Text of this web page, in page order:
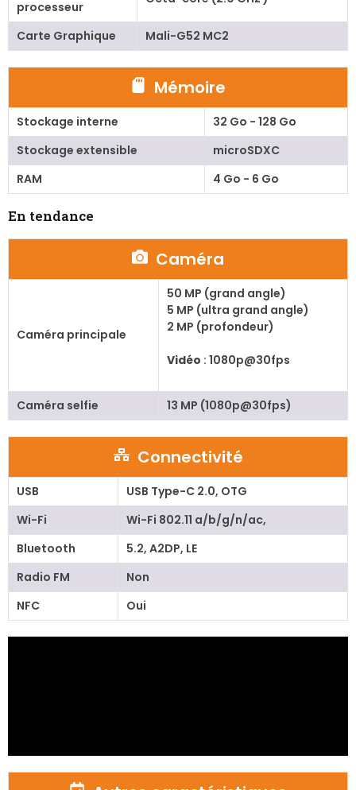
processeur
Carte Graphique Mali-G52 MC2
Mémoire
Stockage interne
32 Go - 128 Go
Stockage extensible
microSDXC
RAM
4 Go - 6 Go
En tendance
Caméra
Caméra principale
50 MP (grand angle)
5 MP (ultra grand angle)
2 MP (profondeur)
Vidéo : 1080p@30fps
Caméra selfie 13 MP (1080p@30fps)
Connectivité
USB
USB Type-C 2.0, OTG
Wi-Fi
Wi-Fi 802.11 a/b/g/n/ac,
Bluetooth
5.2, A2DP, LE
Radio FM
Non
NFC
Oui